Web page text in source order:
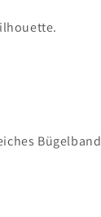
Bügelband